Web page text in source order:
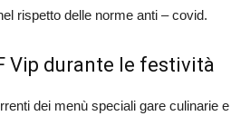
rispetto delle norme anti – covid.
Vip durante le festività
dei menù speciali gare culinarie e